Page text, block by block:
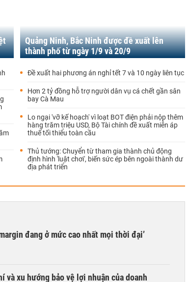
Quảng Ninh, Bắc Ninh được đề xuất lên
thành phố từ ngày 1/9 và 20/9
Đề xuất hai phương án nghỉ tết 7 và 10 ngày liên tục
Hơn 2 tỷ đồng hỗ trợ người dân vụ cá chết gần sân
bay Cà Mau
Lo ngại 'vỡ kế hoạch' vì loạt BOT điện phải nộp thêm
hàng trăm triệu USD, Bộ Tài chính đề xuất miễn áp
thuế tối thiểu toàn cầu
Thủ tướng: Chuyển từ tham gia thành chủ động
định hình 'luật chơi', biến sức ép bên ngoài thành dư
địa phát triển
đang ở mức cao nhất mọi thời đại’
và xu hướng bảo vệ lợi nhuận của doanh